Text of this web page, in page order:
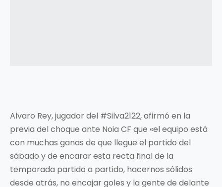
Alvaro Rey, jugador del #Silva2122, afirmó en la
previa del choque ante Noia CF que «el equipo está
con muchas ganas de que llegue el partido del
sábado y de encarar esta recta final de la
temporada partido a partido, hacernos sólidos
desde atrás, no encajar goles y la gente de delante